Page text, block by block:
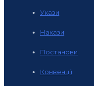
Укази
Накази
Постанови
Конвенції